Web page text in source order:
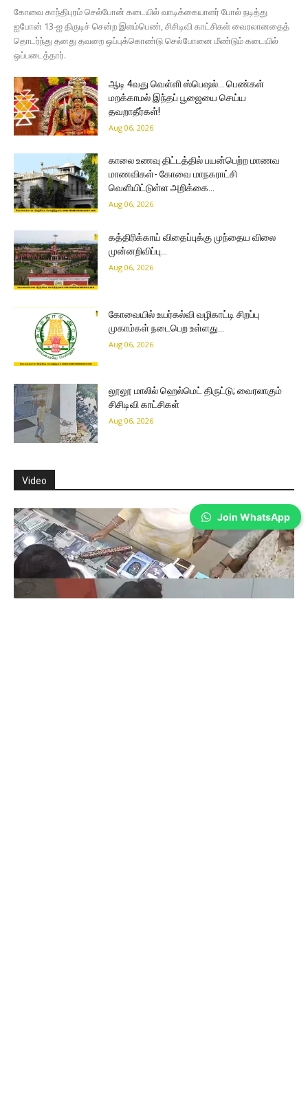
கோவை காந்திபுரம் செல்போன் கடையில் வாடிக்கையாளர் போல் நடித்து
ஐபோன் 13-ஐ திருடிச் சென்ற இளம்பெண், சிசிடிவி காட்சிகள் வைரலானதைத்
தொடர்ந்து தனது தவறை ஒப்புக்கொண்டு செல்போனை மீண்டும் கடையில்
ஒப்படைத்தார்.
ஆடி 4வது வெள்ளி ஸ்பெஷல்… பெண்கள்
மறக்காமல் இந்தப் பூஜையை செய்ய
தவறாதீர்கள்!
Aug 06, 2026
காலை உணவு திட்டத்தில் பயன்பெற்ற மாணவ
மாணவிகள்- கோவை மாநகராட்சி
வெளியிட்டுள்ள அறிக்கை…
Aug 06, 2026
கத்திரிக்காய் விதைப்புக்கு முந்தைய விலை
முன்னறிவிப்பு…
Aug 06, 2026
கோவையில் உயர்கல்வி வழிகாட்டி சிறப்பு
முகாம்கள் நடைபெற உள்ளது…
Aug 06, 2026
லூலூ மாலில் ஹெல்மெட் திருட்டு; வைரலாகும்
சிசிடிவி காட்சிகள்
Aug 06, 2026
Video
Join WhatsApp